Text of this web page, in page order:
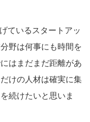
ているスタートアッ
野は何事にも時間を
はまだまだ距離があ
けの人材は確実に集
続けたいと思いま